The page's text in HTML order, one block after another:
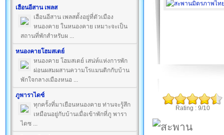
เฮือนอีสาน เพลส
เฮือนอีสาน เพลสตั้งอยู่ที่ตัวเมือง
หนองคาย ในหนองคาย เหมาะจะเป็น
สถานที่พักสำหรับผ ...
หนองคายโฮมสเตย์
หนองคาย โฮมสเตย์ เสน่ห์แห่งการพัก
ผ่อนผสมผสานความโรแมนติกกับบ้าน
พักใจกลางเมืองหนอ ...
ภูพาราไดซ์
ทุกครั้งที่มาเยือนหนองคาย ท่านจะรู้สึก
เหมือนอยู่กับบ้านเมื่อเข้าพักที่ภู พารา
ไดซ ...
Rating : 9/10